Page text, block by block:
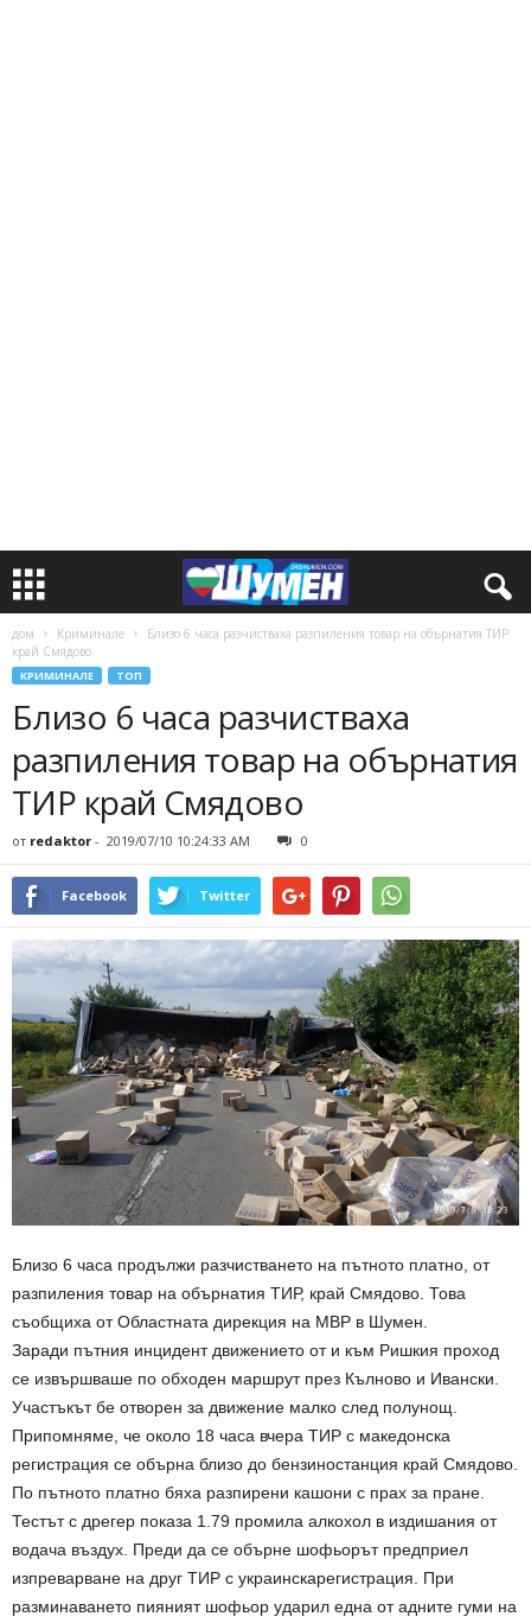
дом Криминале
Близо 6 часа разчистваха разпиления товар на обърнатия ТИР
край Смядово
КРИМИНАЛЕ ТОП
Близо 6 часа разчистваха
разпиления товар на обърнатия
ТИР край Смядово
от redaktor - 2019/07/10 10:24:33 AM 0
Facebook Twitter
Близо 6 часа продължи разчистването на пътното платно, от
разпиления товар на обърнатия ТИР, край Смядово. Това
съобщиха от Областната дирекция на МВР в Шумен.
Заради пътния инцидент движението от и към Ришкия проход
се извършваше по обходен маршрут през Кълново и Ивански.
Участъкът бе отворен за движение малко след полунощ.
Припомняме, че около 18 часа вчера ТИР с македонска
регистрация се обърна близо до бензиностанция край Смядово.
По пътното платно бяха разпирени кашони с прах за пране.
Тестът с дрегер показа 1.79 промила алкохол в издишания от
водача въздух. Преди да се обърне шофьорът предприел
изпреварване на друг ТИР с украинскарегистрация. При
разминаването пияният шофьор ударил една от адните гуми на